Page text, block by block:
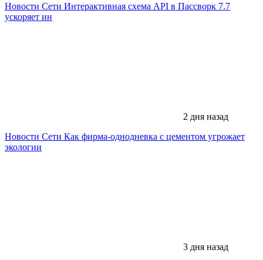
Новости Сети Интерактивная схема API в Пассворк 7.7
ускоряет ин
2 дня назад
Новости Сети Как фирма-однодневка с цементом угрожает
экологии
3 дня назад